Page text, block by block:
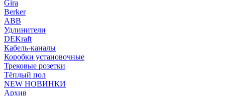
Gira
Berker
ABB
Удлинители
DEKraft
Кабель-каналы
Коробки установочные
Трековые розетки
Тёплый пол
NEW НОВИНКИ
Архив